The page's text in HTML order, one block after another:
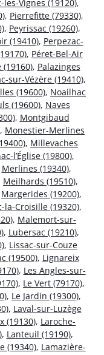
les-Vignes (19120),
, Pierrefitte (79330),
, Peyrissac (19260),
(19410), Perpezac-
, Péret-Bel-Air
(19160), Palazinges
sur-Vézère (19410),
(19600), Noailhac
(19600), Naves
, Montgibaud
, Monestier-Merlines
, Millevaches
l’Église (19800),
Merlines (19340),
Meilhards (19510),
Margerides (19200),
la-Croisille (19320),
, Malemort-sur-
, Lubersac (19210),
, Lissac-sur-Couze
(19500), Lignareix
, Les Angles-sur-
, Le Vert (79170),
, Le Jardin (19300),
, Laval-sur-Luzège
(19130), Laroche-
, Lanteuil (19190),
(19340), Lamazière-